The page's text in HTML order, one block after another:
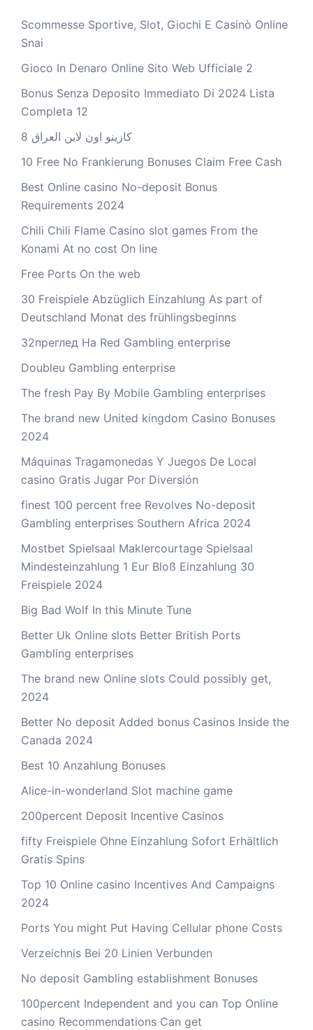
Scommesse Sportive, Slot, Giochi E Casinò Online
Snai
Gioco In Denaro Online Sito Web Ufficiale 2
Bonus Senza Deposito Immediato Di 2024 Lista
Completa 12
كازينو اون لاين العراق 8
10 Free No Frankierung Bonuses Claim Free Cash
Best Online casino No-deposit Bonus
Requirements 2024
Chili Chili Flame Casino slot games From the
Konami At no cost On line
Free Ports On the web
30 Freispiele Abzüglich Einzahlung As part of
Deutschland Monat des frühlingsbeginns
32преглед На Red Gambling enterprise
Doubleu Gambling enterprise
The fresh Pay By Mobile Gambling enterprises
The brand new United kingdom Casino Bonuses
2024
Máquinas Tragamonedas Y Juegos De Local
casino Gratis Jugar Por Diversión
finest 100 percent free Revolves No-deposit
Gambling enterprises Southern Africa 2024
Mostbet Spielsaal Maklercourtage Spielsaal
Mindesteinzahlung 1 Eur Bloß Einzahlung 30
Freispiele 2024
Big Bad Wolf In this Minute Tune
Better Uk Online slots Better British Ports
Gambling enterprises
The brand new Online slots Could possibly get,
2024
Better No deposit Added bonus Casinos Inside the
Canada 2024
Best 10 Anzahlung Bonuses
Alice-in-wonderland Slot machine game
200percent Deposit Incentive Casinos
fifty Freispiele Ohne Einzahlung Sofort Erhältlich
Gratis Spins
Top 10 Online casino Incentives And Campaigns
2024
Ports You might Put Having Cellular phone Costs
Verzeichnis Bei 20 Linien Verbunden
No deposit Gambling establishment Bonuses
100percent Independent and you can Top Online
casino Recommendations Can get